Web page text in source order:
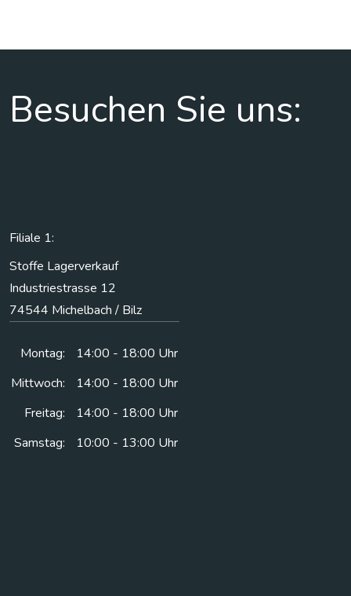
Besuchen Sie uns:
Filiale 1:
Stoffe Lagerverkauf
Industriestrasse 12
74544 Michelbach / Bilz
Montag:
14:00 - 18:00 Uhr
Mittwoch:
14:00 - 18:00 Uhr
Freitag:
14:00 - 18:00 Uhr
Samstag:
10:00 - 13:00 Uhr